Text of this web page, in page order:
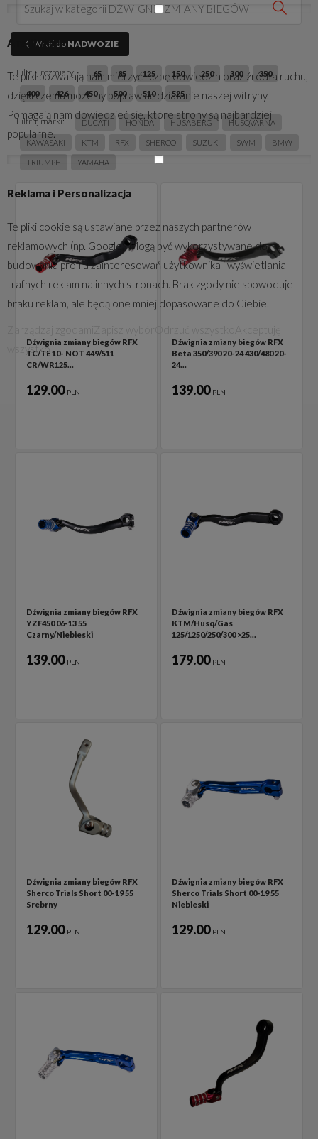
Wróć do NADWOZIE
Filtruj rozmiary: 65 85 125 150 250 300 350
400 426 450 500 510 525
Filtruj marki: DUCATI HONDA HUSABERG HUSQVARNA
KAWASAKI KTM RFX SHERCO SUZUKI SWM BMW
TRIUMPH YAMAHA
Dźwignia zmiany biegów RFX
TC/TE 10- NOT 449/511
CR/WR125…
129.00 PLN
Dźwignia zmiany biegów RFX
Beta 350/390 20-24 430/480 20-
24…
139.00 PLN
Dźwignia zmiany biegów RFX
YZF450 06-13 55
Czarny/Niebieski
139.00 PLN
Dźwignia zmiany biegów RFX
KTM/Husq/Gas
125/1250/250/300 >25…
179.00 PLN
Dźwignia zmiany biegów RFX
Sherco Trials Short 00-19 55
Srebrny
129.00 PLN
Dźwignia zmiany biegów RFX
Sherco Trials Short 00-19 55
Niebieski
129.00 PLN
Analityka
Te pliki pozwalają nam mierzyć liczbę odwiedzin oraz źródła ruchu,
dzięki czemu możemy poprawiać działanie naszej witryny.
Pomagają nam dowiedzieć się, które strony są najbardziej
popularne.
Reklama i Personalizacja
Te pliki cookie są ustawiane przez naszych partnerów
reklamowych (np. Google). Mogą być wykorzystywane do
budowania profilu zainteresowań użytkownika i wyświetlania
trafnych reklam na innych stronach. Brak zgody nie spowoduje
braku reklam, ale będą one mniej dopasowane do Ciebie.
Zarządzaj zgodami
wszystko